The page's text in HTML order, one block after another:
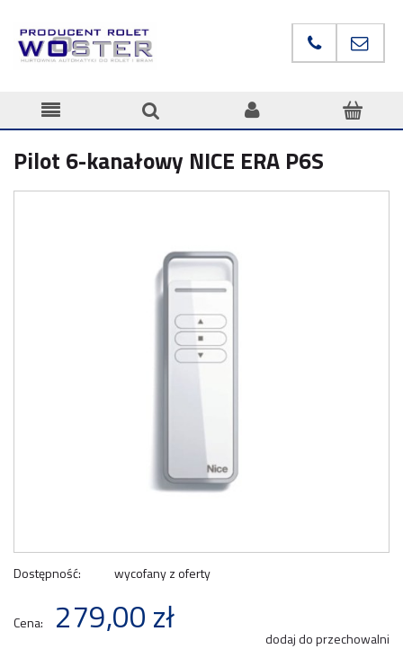
Pilot 6-kanałowy NICE ERA P6S
Dostępność: wycofany z oferty
Cena: 279,00 zł dodaj do przechowalni